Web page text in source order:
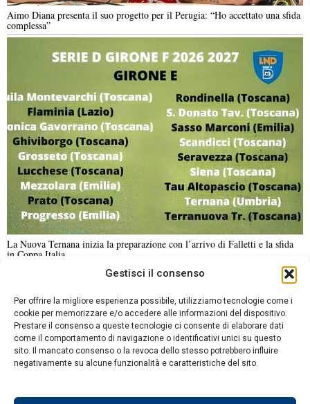
Gestisci il consenso
Per offrire la migliore esperienza possibile, utilizziamo tecnologie come i
cookie per memorizzare e/o accedere alle informazioni del dispositivo.
Prestare il consenso a queste tecnologie ci consente di elaborare dati
come il comportamento di navigazione o identificativi unici su questo
sito. Il mancato consenso o la revoca dello stesso potrebbero influire
negativamente su alcune funzionalità e caratteristiche del sito.
Aimo Diana presenta il suo progetto per il Perugia: “Ho accettato una sfida
complessa”
La Nuova Ternana inizia la preparazione con l’arrivo di Falletti e la sfida
in Coppa Italia
ANALISI E OPINIONI
SPORT CULTURA VIAGGI
Contatti
Informativa sulla privacy
DA NON PERDERE
muore dopo una caduta di